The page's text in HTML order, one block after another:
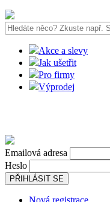
Akce a slevy
Jak ušetřit
Pro firmy
Výprodej
Emailová adresa
Heslo
PŘIHLÁSIT SE
Nová registrace